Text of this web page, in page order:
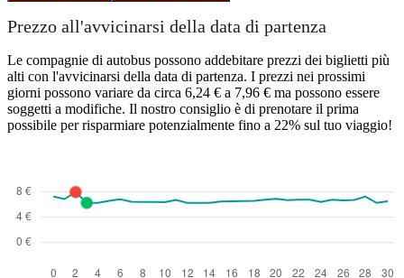
Prezzo all'avvicinarsi della data di partenza
Le compagnie di autobus possono addebitare prezzi dei biglietti più
alti con l'avvicinarsi della data di partenza. I prezzi nei prossimi
giorni possono variare da circa 6,24 € a 7,96 € ma possono essere
soggetti a modifiche. Il nostro consiglio è di prenotare il prima
possibile per risparmiare potenzialmente fino a 22% sul tuo viaggio!